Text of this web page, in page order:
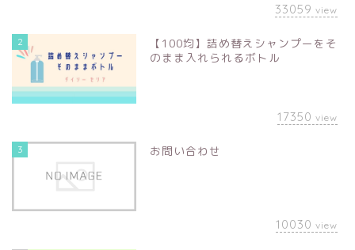
33059 view
2
【100均】詰め替えシャンプーをそ
のまま入れられるボトル
17350 view
3 お問い合わせ
10030 view